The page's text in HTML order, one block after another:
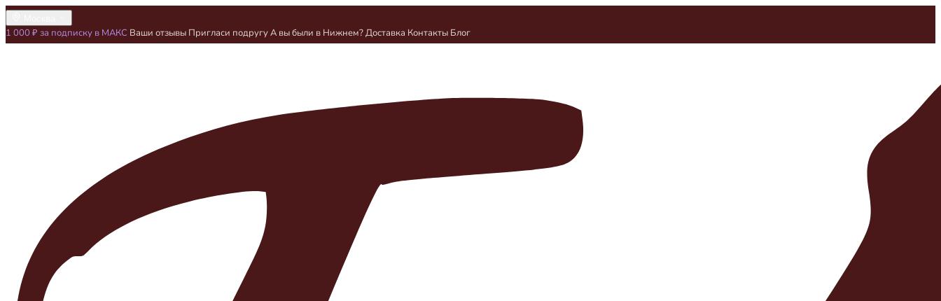
1 000 ₽ за подписку в МАКС Ваши отзывы Пригласи подругуА вы были в Нижнем?Доставка Контакты Блог